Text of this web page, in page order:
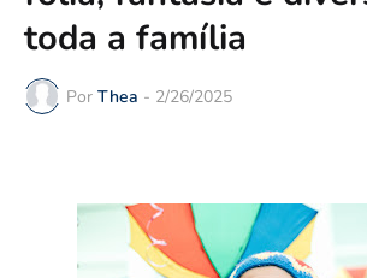
toda a família
Por Thea - 2/26/2025